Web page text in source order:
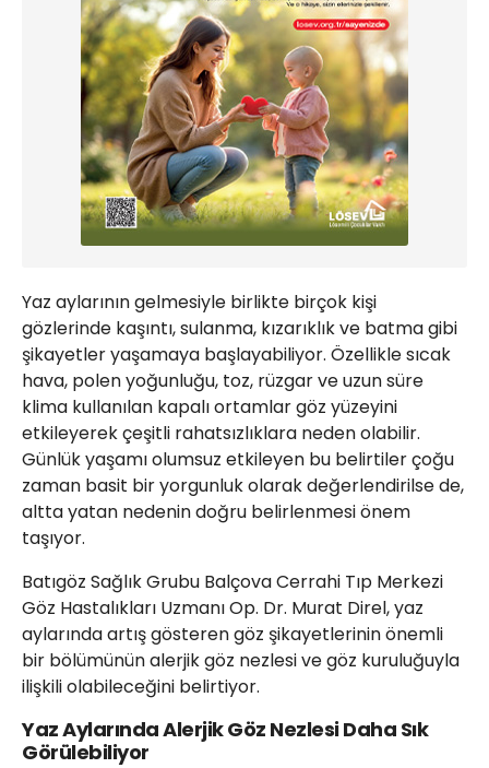
Yaz aylarının gelmesiyle birlikte birçok kişi
gözlerinde kaşıntı, sulanma, kızarıklık ve batma gibi
şikayetler yaşamaya başlayabiliyor. Özellikle sıcak
hava, polen yoğunluğu, toz, rüzgar ve uzun süre
klima kullanılan kapalı ortamlar göz yüzeyini
etkileyerek çeşitli rahatsızlıklara neden olabilir.
Günlük yaşamı olumsuz etkileyen bu belirtiler çoğu
zaman basit bir yorgunluk olarak değerlendirilse de,
altta yatan nedenin doğru belirlenmesi önem
taşıyor.
Batıgöz Sağlık Grubu Balçova Cerrahi Tıp Merkezi
Göz Hastalıkları Uzmanı Op. Dr. Murat Direl, yaz
aylarında artış gösteren göz şikayetlerinin önemli
bir bölümünün alerjik göz nezlesi ve göz kuruluğuyla
ilişkili olabileceğini belirtiyor.
Yaz Aylarında Alerjik Göz Nezlesi Daha Sık
Görülebiliyor